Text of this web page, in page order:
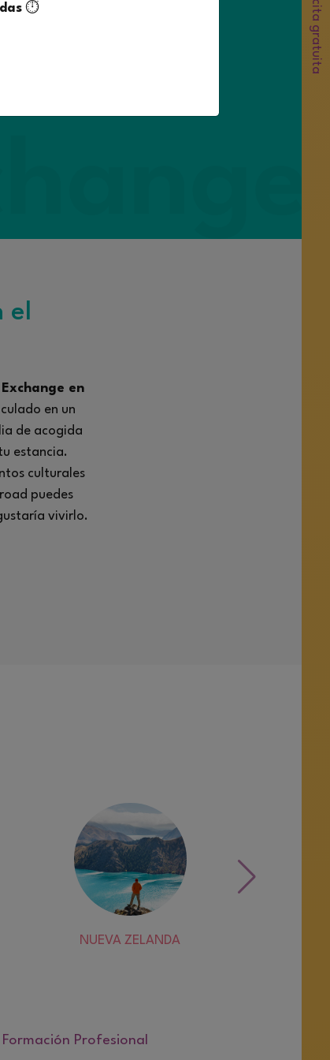
un área metropolitana
el
en
en un
de acogida
estancia.
culturales
puedes
vivirlo.
NUEVA ZELANDA
Profesional
⏱️